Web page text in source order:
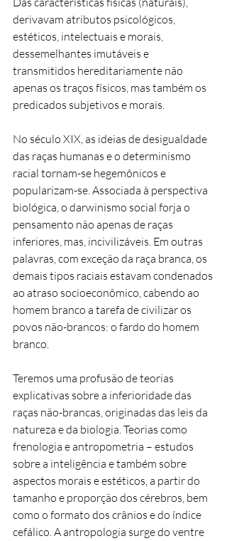
derivavam atributos psicológicos,
estéticos, intelectuais e morais,
dessemelhantes imutáveis e
transmitidos hereditariamente não
apenas os traços físicos, mas também os
predicados subjetivos e morais.
No século XIX, as ideias de desigualdade
das raças humanas e o determinismo
racial tornam-se hegemônicos e
popularizam-se. Associada à perspectiva
biológica, o darwinismo social forja o
pensamento não apenas de raças
inferiores, mas, incivilizáveis. Em outras
palavras, com exceção da raça branca, os
demais tipos raciais estavam condenados
ao atraso socioeconômico, cabendo ao
homem branco a tarefa de civilizar os
povos não-brancos: o fardo do homem
branco.
Teremos uma profusão de teorias
explicativas sobre a inferioridade das
raças não-brancas, originadas das leis da
natureza e da biologia. Teorias como
frenologia e antropometria – estudos
sobre a inteligência e também sobre
aspectos morais e estéticos, a partir do
tamanho e proporção dos cérebros, bem
como o formato dos crânios e do índice
cefálico. A antropologia surge do ventre